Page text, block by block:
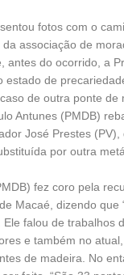
fotos com o
associação de
antes do ocorrido, a
estado de
de outra ponte de
Antunes (PMDB)
José Prestes
por outra
fez coro pela
Macaé, dizendo que
Ele falou de trabalhos
e também no
de madeira. No